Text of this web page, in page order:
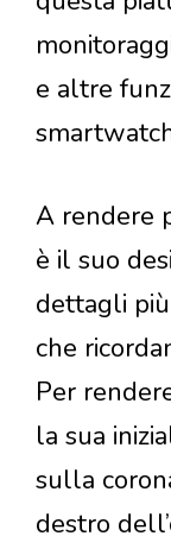
e altre
A rendere
è il suo
dettagli
che
Per
la sua
sulla
destro